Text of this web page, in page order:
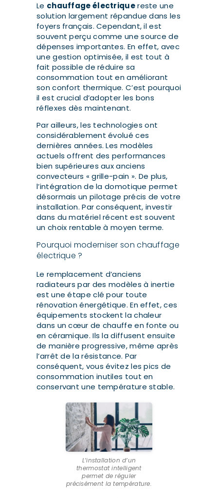
Le chauffage électriquereste une
solution largement répandue dans les
foyers français. Cependant, il est
souvent perçu comme une source de
dépenses importantes. En effet, avec
une gestion optimisée, il est tout à
fait possible de réduire sa
consommation tout en améliorant
son confort thermique. C’est pourquoi
il est crucial d’adopter les bons
réflexes dès maintenant.
Par ailleurs, les technologies ont
considérablement évolué ces
dernières années. Les modèles
actuels offrent des performances
bien supérieures aux anciens
convecteurs « grille-pain ». De plus,
l’intégration de la domotique permet
désormais un pilotage précis de votre
installation. Par conséquent, investir
dans du matériel récent est souvent
un choix rentable à moyen terme.
Pourquoi moderniser son chauffage
électrique ?
Le remplacement d’anciens
radiateurs par des modèles à inertie
est une étape clé pour toute
rénovation énergétique. En effet, ces
équipements stockent la chaleur
dans un cœur de chauffe en fonte ou
en céramique. Ils la diffusent ensuite
de manière progressive, même après
l’arrêt de la résistance. Par
conséquent, vous évitez les pics de
consommation inutiles tout en
conservant une température stable.
L’installation d’un
thermostat intelligent
permet de réguler
précisément la température.